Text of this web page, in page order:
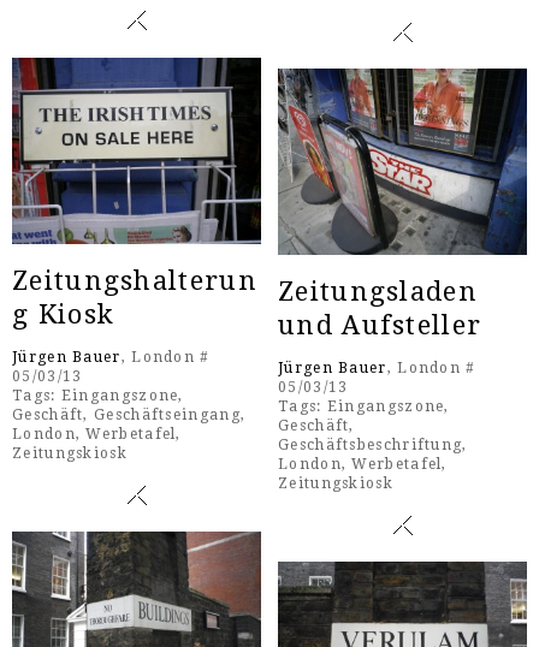
Zeitungshalterun
g Kiosk
Jürgen Bauer, London #
05/03/13
Tags: Eingangszone,
Geschäft,Geschäftseingang,
London,Werbetafel,
Zeitungskiosk
Zeitungsladen
und Aufsteller
Jürgen Bauer, London #
05/03/13
Tags: Eingangszone,
Geschäft,
Geschäftsbeschriftung,
London,Werbetafel,
Zeitungskiosk